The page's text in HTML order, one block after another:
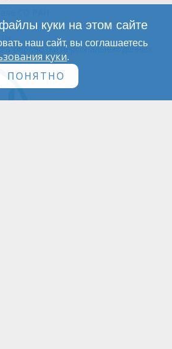
обработки персональных данных
куки на этом сайте
наш сайт, вы соглашаетесь
куки.
ПОНЯТНО